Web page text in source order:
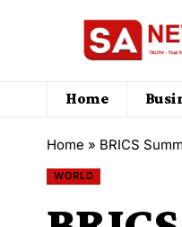
Home
Home » BRICS
WORLD